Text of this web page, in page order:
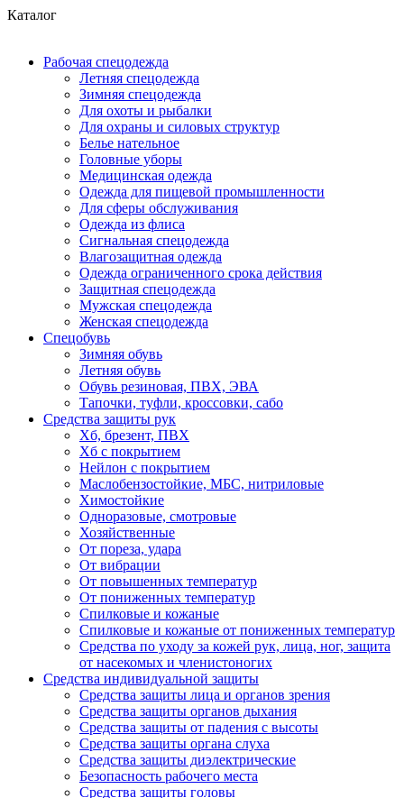
Каталог
Рабочая спецодежда
Летняя спецодежда
Зимняя спецодежда
Для охоты и рыбалки
Для охраны и силовых структур
Белье нательное
Головные уборы
Медицинская одежда
Одежда для пищевой промышленности
Для сферы обслуживания
Одежда из флиса
Сигнальная спецодежда
Влагозащитная одежда
Одежда ограниченного срока действия
Защитная спецодежда
Мужская спецодежда
Женская спецодежда
Спецобувь
Зимняя обувь
Летняя обувь
Обувь резиновая, ПВХ, ЭВА
Тапочки, туфли, кроссовки, сабо
Средства защиты рук
Хб, брезент, ПВХ
Хб с покрытием
Нейлон с покрытием
Маслобензостойкие, МБС, нитриловые
Химостойкие
Одноразовые, смотровые
Хозяйственные
От пореза, удара
От вибрации
От повышенных температур
От пониженных температур
Спилковые и кожаные
Спилковые и кожаные от пониженных температур
Средства по уходу за кожей рук, лица, ног, защита
от насекомых и членистоногих
Средства индивидуальной защиты
Средства защиты лица и органов зрения
Средства защиты органов дыхания
Средства защиты от падения с высоты
Средства защиты органа слуха
Средства защиты диэлектрические
Безопасность рабочего места
Средства защиты головы